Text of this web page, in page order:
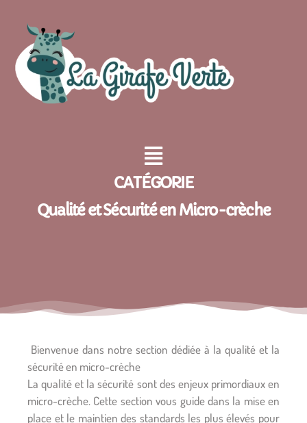
CATÉGORIE
Qualité et Sécurité en Micro-crèche
Bienvenue dans notre section dédiée à la qualité et la
sécurité en micro-crèche
La qualité et la sécurité sont des enjeux primordiaux en
micro-crèche. Cette section vous guide dans la mise en
place et le maintien des standards les plus élevés pour